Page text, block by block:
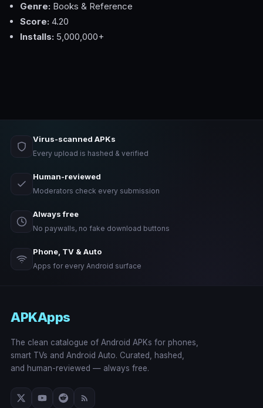
Genre: Books & Reference
Score: 4.20
Installs: 5,000,000+
Virus-scanned APKs
Every upload is hashed & verified
Human-reviewed
Moderators check every submission
Always free
No paywalls, no fake download buttons
Phone, TV & Auto
Apps for every Android surface
APKApps
The clean catalogue of Android APKs for phones,
smart TVs and Android Auto. Curated, hashed,
and human-reviewed — always free.